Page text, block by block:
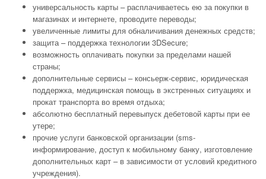
универсальность карты – расплачиваетесь ею за покупки в
магазинах и интернете, проводите переводы;
увеличенные лимиты для обналичивания денежных средств;
защита – поддержка технологии 3DSecure;
возможность оплачивать покупки за пределами нашей
страны;
дополнительные сервисы – консьерж-сервис, юридическая
поддержка, медицинская помощь в экстренных ситуациях и
прокат транспорта во время отдыха;
абсолютно бесплатный перевыпуск дебетовой карты при ее
утере;
прочие услуги банковской организации (sms-
информирование, доступ к мобильному банку, изготовление
дополнительных карт – в зависимости от условий кредитного
учреждения).